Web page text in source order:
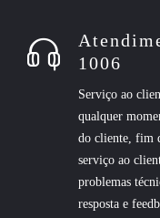
1006
Serviço ao
qualquer
do cliente, fim
serviço ao
problemas
resposta e